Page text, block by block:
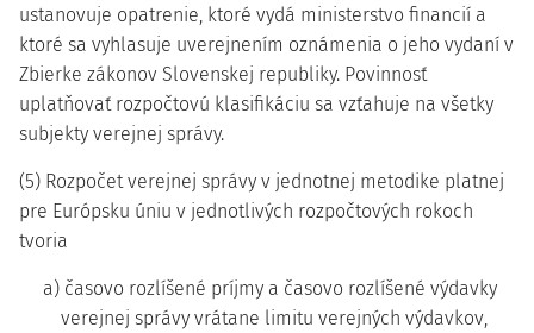
ustanovuje opatrenie, ktoré vydá ministerstvo financií a
ktoré sa vyhlasuje uverejnením oznámenia o jeho vydaní v
Zbierke zákonov Slovenskej republiky. Povinnosť
uplatňovať rozpočtovú klasifikáciu sa vzťahuje na všetky
subjekty verejnej správy.
(5) Rozpočet verejnej správy v jednotnej metodike platnej
pre Európsku úniu v jednotlivých rozpočtových rokoch
tvoria
a) časovo rozlíšené príjmy a časovo rozlíšené výdavky
verejnej správy vrátane limitu verejných výdavkov,